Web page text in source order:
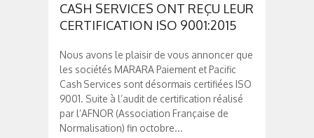
CASH SERVICES ONT REÇU LEUR
CERTIFICATION ISO 9001:2015
Nous avons le plaisir de vous annoncer que
les sociétés MARARA Paiement et Pacific
Cash Services sont désormais certifiées ISO
9001. Suite à l’audit de certification réalisé
par l’AFNOR (Association Française de
Normalisation) fin octobre...